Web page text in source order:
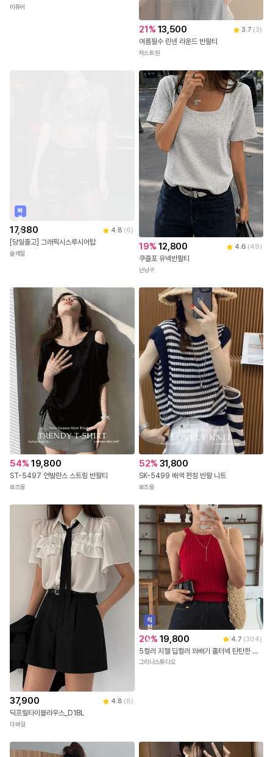
미퓨어
21% 13,500 3.7 (3)
여름필수 린넨 라운드 반팔티
저스트원
빠
른
출
발
17,880 4.8 (6)
[당일출고] 그래픽시스루시어탑
솔레일
19% 12,800 4.6 (49)
쿠즐포 유넥반팔티
난닝구
54% 19,800
ST-5497 언발란스 스트링 반팔티
로즈몽
52% 31,800
SK-5499 배색 펀칭 반팔 니트
로즈몽
37,900 4.8 (8)
딕프릴타이블라우스_D1BL
다바걸
직
진
배
송
20% 19,800 4.7 (304)
5컬러 지젤 딥컬러 꽈배기 홀터넥 탄탄한 나시 니트 탑
그리니스튜디오